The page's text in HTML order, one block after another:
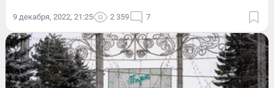
9 декабря, 2022, 21:25 2 359 7